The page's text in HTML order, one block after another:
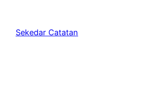
content
Sekedar Catatan